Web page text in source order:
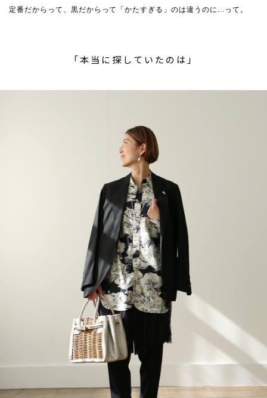
定番だからって、黒だからって「かたすぎる」のは違うのに...って。
「本当に探していたのは」